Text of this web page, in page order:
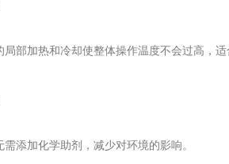
加热和冷却使整体操作温度不会过高，适
加化学助剂，减少对环境的影响。